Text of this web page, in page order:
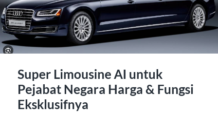
Super Limousine AI untuk
Pejabat Negara Harga & Fungsi
Eksklusifnya